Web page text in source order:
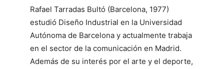
Rafael Tarradas Bultó (Barcelona, 1977)
estudió Diseño Industrial en la Universidad
Autónoma de Barcelona y actualmente trabaja
en el sector de la comunicación en Madrid.
Además de su interés por el arte y el deporte,